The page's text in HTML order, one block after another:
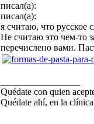
писал(а):
писал(а):
я считаю, что русское
Не считаю это чем-то
перечислено вами.
Quédate con quien
Quédate ahí, en la